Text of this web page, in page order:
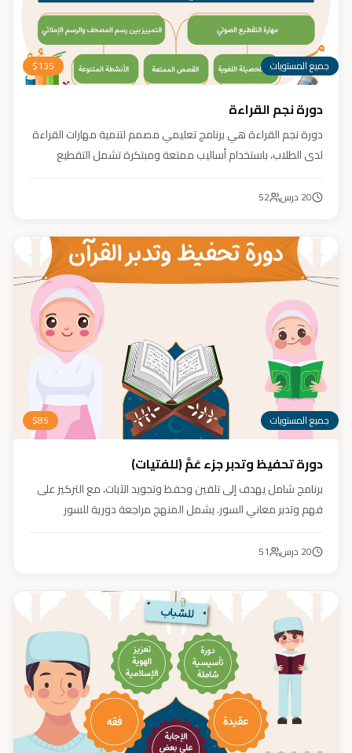
جميع المستويات $135
دورة نجم القراءة
دورة نجم القراءة هي برنامج تعليمي مصمم لتنمية مهارات القراءة
لدى الطلاب، باستخدام أساليب ممتعة ومبتكرة تشمل التقطيع
والمحادثات. يهدف البرنامج إلى تعزيز قدرات الطلاب في التمييز بين
20 درس 52
جميع المستويات $85
دورة تحفيظ وتدبر جزء عَمَّ (للفتيات)
برنامج شامل يهدف إلى تلقين وحفظ وتجويد الآيات، مع التركيز على
فهم وتدبر معاني السور. يشمل المنهج مراجعة دورية للسور
تدعم مهارات القراءة والفهم.
20 درس 51